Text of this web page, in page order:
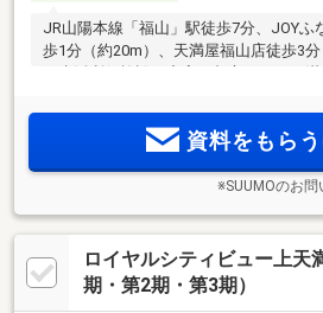
JR山陽本線「福山」駅徒歩7分、JOYふ
歩1分（約20m）、天満屋福山店徒歩3分
ム採用。全邸南向き、高層20階建てタ
資料をもら
※SUUMOのお
ロイヤルシティビュー上
期・第2期・第3期）